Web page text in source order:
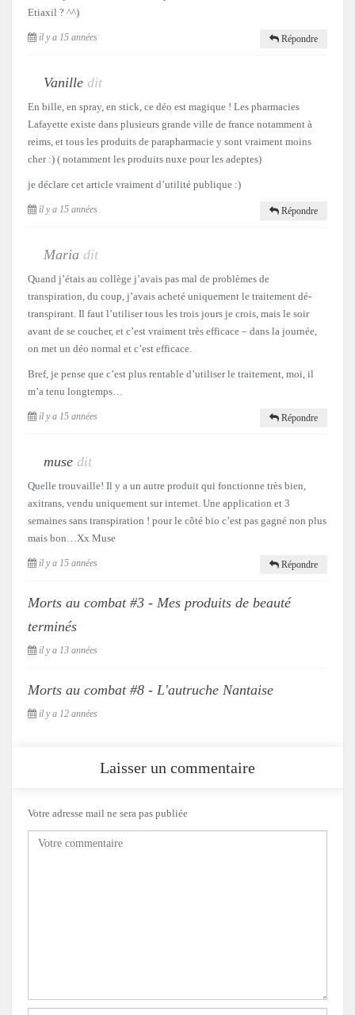
Etiaxil ? ^^)
il y a 15 années Répondre
Vanille dit
En bille, en spray, en stick, ce déo est magique ! Les pharmacies
Lafayette existe dans plusieurs grande ville de france notamment à
reims, et tous les produits de parapharmacie y sont vraiment moins
cher :) ( notamment les produits nuxe pour les adeptes)
je déclare cet article vraiment d’utilité publique :)
il y a 15 années Répondre
Maria dit
Quand j’étais au collège j’avais pas mal de problèmes de
transpiration, du coup, j’avais acheté uniquement le traitement dé-
transpirant. Il faut l’utiliser tous les trois jours je crois, mais le soir
avant de se coucher, et c’est vraiment très efficace – dans la journée,
on met un déo normal et c’est efficace.
Bref, je pense que c’est plus rentable d’utiliser le traitement, moi, il
m’a tenu longtemps…
il y a 15 années Répondre
muse dit
Quelle trouvaille! Il y a un autre produit qui fonctionne très bien,
axitrans, vendu uniquement sur internet. Une application et 3
semaines sans transpiration ! pour le côté bio c’est pas gagné non plus
mais bon…Xx Muse
il y a 15 années Répondre
Morts au combat #3 - Mes produits de beauté
terminés
il y a 13 années
Morts au combat #8 - L'autruche Nantaise
il y a 12 années
Laisser un commentaire
Votre adresse mail ne sera pas publiée